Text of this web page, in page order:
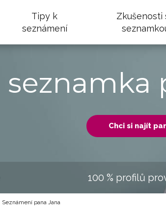
Tipy k
seznámení
Zkušenosti
seznamka
Chci si najít
100 % profilů
Seznámení pana Jana